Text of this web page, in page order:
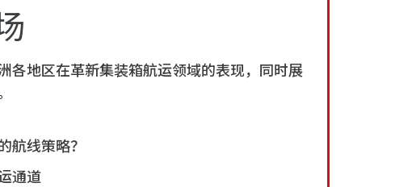
各地区在革新集装箱航运领域的表现，同时展
航线策略？
通道